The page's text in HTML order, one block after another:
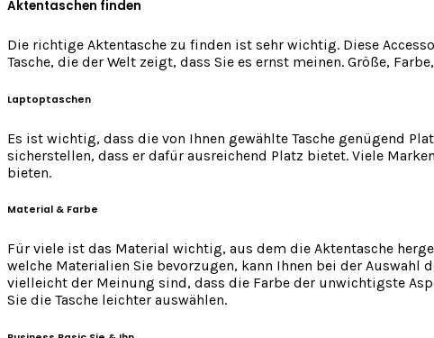
Aktentaschen finden
Die richtige Aktentasche zu finden ist sehr wichtig. Diese
Tasche, die der Welt zeigt, dass Sie es ernst meinen. Größe,
Laptoptaschen
Es ist wichtig, dass die von Ihnen gewählte Tasche genügend
sicherstellen, dass er dafür ausreichend Platz bietet. Viele
bieten.
Material & Farbe
Für viele ist das Material wichtig, aus dem die Aktentasche
welche Materialien Sie bevorzugen, kann Ihnen bei der Auswahl
vielleicht der Meinung sind, dass die Farbe der unwichtigste
Sie die Tasche leichter auswählen.